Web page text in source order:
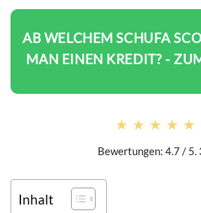
AB WELCHEM SCHUFA
MAN EINEN KREDIT? -
★★★★★
★★★★★
Bewertungen: 4.7 / 5.
Inhalt